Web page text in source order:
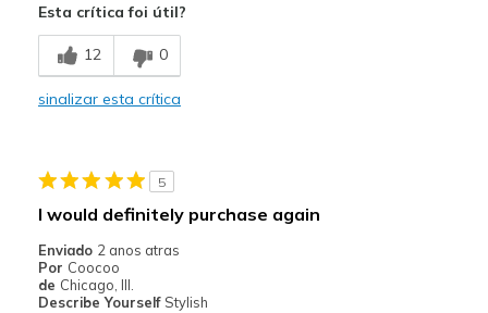
Comfortable
Stylish
Going Out
Travel
Esta crítica foi útil?
12 0
sinalizar esta crítica
5
I would definitely purchase again
Enviado 2 anos atras
Por Coocoo
de Chicago, Ill.
Describe Yourself Stylish